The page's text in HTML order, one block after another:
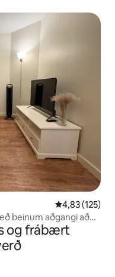
4,83 af 5 í
4,83 (125)
beinum aðgangi að
og frábært